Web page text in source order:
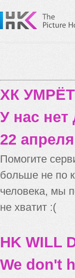
ХК
У нас нет
22
Помогите
больше не по
человека, мы
не хватит :(
HK WILL
We don't